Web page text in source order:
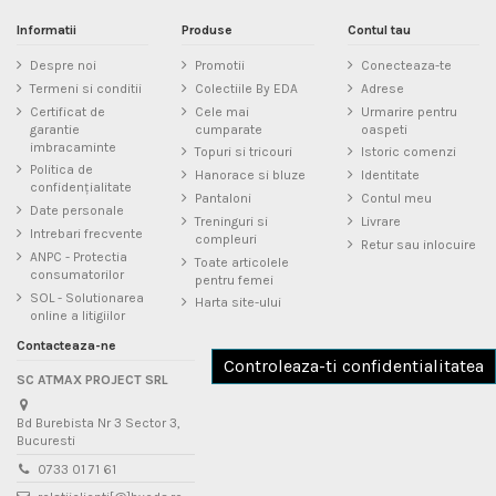
Informatii
Despre noi
Termeni si conditii
Certificat de
garantie
imbracaminte
Politica de
confidențialitate
Date personale
Intrebari frecvente
ANPC - Protectia
consumatorilor
SOL - Solutionarea
online a litigiilor
Produse
Promotii
Colectiile By EDA
Cele mai
cumparate
Topuri si tricouri
Hanorace si bluze
Pantaloni
Treninguri si
compleuri
Toate articolele
pentru femei
Harta site-ului
Contul tau
Conecteaza-te
Adrese
Urmarire pentru
oaspeti
Istoric comenzi
Identitate
Contul meu
Livrare
Retur sau inlocuire
Contacteaza-ne
SC ATMAX PROJECT SRL
Bd Burebista Nr 3 Sector 3,
Bucuresti
0733 01 71 61
Controleaza-ti confidentialitatea